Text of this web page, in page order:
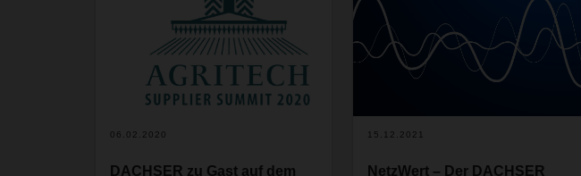
06.02.2020
DACHSER zu Gast auf dem
15.12.2021
NetzWert – Der DACHSER